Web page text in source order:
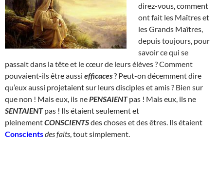
direz-vous, comment
ont fait les Maîtres et
les Grands Maîtres,
depuis toujours, pour
savoir ce qui se
passait dans la tête et le cœur de leurs élèves ? Comment
pouvaient-ils être aussi efficaces? Peut-on décemment dire
qu’eux aussi projetaient sur leurs disciples et amis ? Bien sur
que non ! Mais eux, ils ne PENSAIENTpas ! Mais eux, ils ne
SENTAIENTpas ! Ils étaient seulement et
pleinementCONSCIENTSdes choses et des êtres. Ils étaient
Conscientsdes faits , tout simplement.